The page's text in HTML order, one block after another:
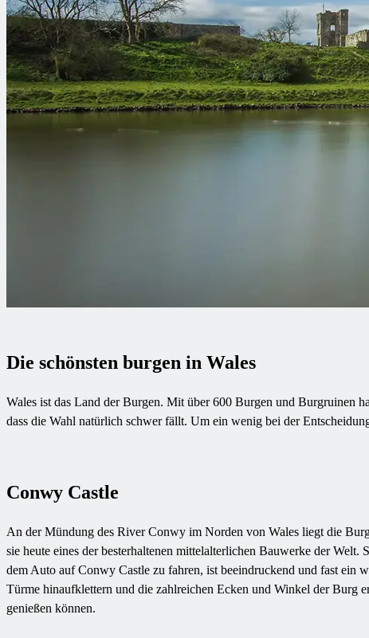
Die schönsten burgen in Wales
Wales ist das Land der Burgen. Mit über 600 Burgen und Burgruinen
dass die Wahl natürlich schwer fällt. Um ein wenig bei der
Conwy C​astle
An der Mündung des River Conwy im Norden von Wales liegt die
sie heute eines der besterhaltenen mittelalterlichen Bauwerke der
dem Auto auf Conwy Castle zu fahren, ist beeindruckend und fast ein
Türme hinaufklettern und die zahlreichen Ecken und Winkel der Burg
genießen können.